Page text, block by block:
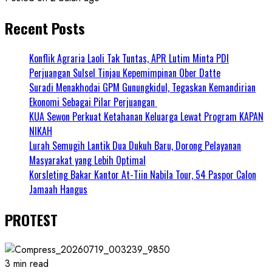
Recent Posts
Konflik Agraria Laoli Tak Tuntas, APR Lutim Minta PDI
Perjuangan Sulsel Tinjau Kepemimpinan Ober Datte
Suradi Menakhodai GPM Gunungkidul, Tegaskan Kemandirian
Ekonomi Sebagai Pilar Perjuangan ​
KUA Sewon Perkuat Ketahanan Keluarga Lewat Program KAPAN
NIKAH
Lurah Semugih Lantik Dua Dukuh Baru, Dorong Pelayanan
Masyarakat yang Lebih Optimal
Korsleting Bakar Kantor At-Tiin Nabila Tour, 54 Paspor Calon
Jamaah Hangus
PROTEST
3 min read